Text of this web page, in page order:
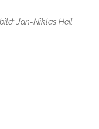
Jan-Niklas Heil